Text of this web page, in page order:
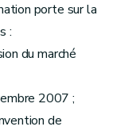
porte sur la
:
du marché
2007 ;
de